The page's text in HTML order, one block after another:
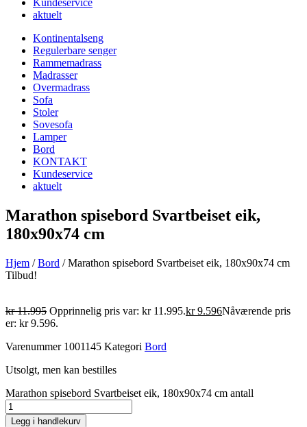
Kundeservice
aktuelt
Kontinentalseng
Regulerbare senger
Rammemadrass
Madrasser
Overmadrass
Sofa
Stoler
Sovesofa
Lamper
Bord
KONTAKT
Kundeservice
aktuelt
Marathon spisebord Svartbeiset eik,
180x90x74 cm
Hjem /Bord / Marathon spisebord Svartbeiset eik, 180x90x74 cm
Tilbud!
kr11.995 Opprinnelig pris var: kr 11.995.kr9.596Nåværende pris
er: kr 9.596.
Varenummer 1001145 Kategori Bord
Utsolgt, men kan bestilles
Marathon spisebord Svartbeiset eik, 180x90x74 cm antall
Legg i handlekurv